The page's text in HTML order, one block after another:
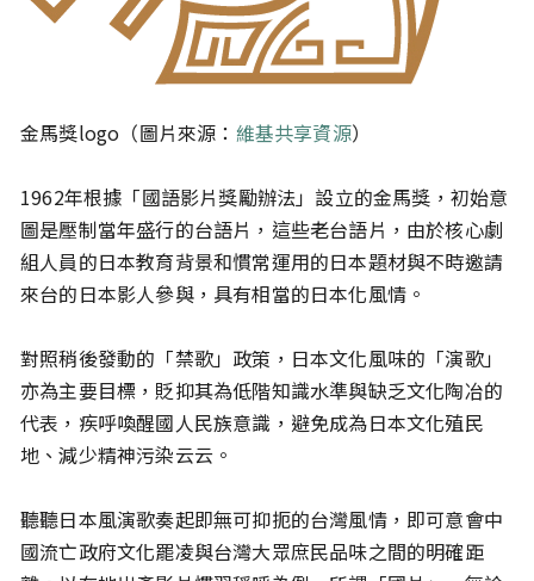
金馬獎logo（圖片來源： 維基共享資源）
1962年根據「國語影片獎勵辦法」設立的金馬獎，初始意
圖是壓制當年盛行的台語片，這些老台語片，由於核心劇
組人員的日本教育背景和慣常運用的日本題材與不時邀請
來台的日本影人參與，具有相當的日本化風情。
對照稍後發動的「禁歌」政策，日本文化風味的「演歌」
亦為主要目標，貶抑其為低階知識水準與缺乏文化陶冶的
代表，疾呼喚醒國人民族意識，避免成為日本文化殖民
地、減少精神污染云云。
聽聽日本風演歌奏起即無可抑扼的台灣風情，即可意會中
國流亡政府文化罷凌與台灣大眾庶民品味之間的明確距